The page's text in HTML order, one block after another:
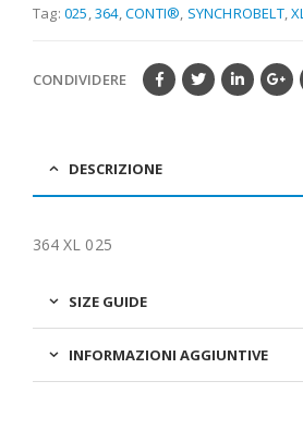
Tag: 025 ,364,CONTI® SYNCHROBELT,XL
CONDIVIDERE
DESCRIZIONE
364 XL 025
SIZE GUIDE
INFORMAZIONI AGGIUNTIVE